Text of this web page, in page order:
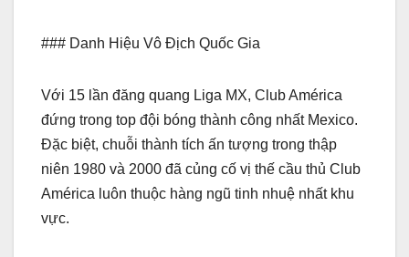
### Danh Hiệu Vô Địch Quốc Gia
Với 15 lần đăng quang Liga MX, Club América
đứng trong top đội bóng thành công nhất Mexico.
Đặc biệt, chuỗi thành tích ấn tượng trong thập
niên 1980 và 2000 đã củng cố vị thế cầu thủ Club
América luôn thuộc hàng ngũ tinh nhuệ nhất khu
vực.